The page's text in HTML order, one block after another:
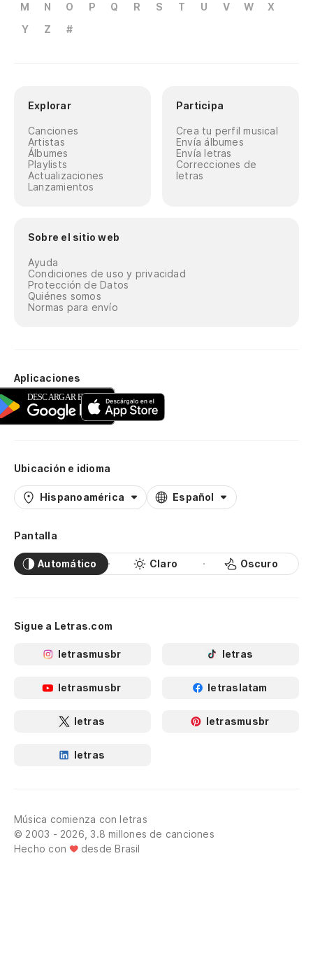
M
N O P Q R S T U V W
X
Y
Z #
Explorar
Canciones
Artistas
Álbumes
Playlists
Actualizaciones
Lanzamientos
Participa
Crea tu perfil musical
Envía álbumes
Envía letras
Correcciones de
letras
Sobre el sitio web
Ayuda
Condiciones de uso y privacidad
Protección de Datos
Quiénes somos
Normas para envío
Aplicaciones
Ubicación e idioma
Hispanoamérica Español
Pantalla
Automático Claro Oscuro
Sigue a Letras.com
letrasmusbr letras
letrasmusbr letraslatam
letras letrasmusbr
letras
Música comienza con letras
© 2003 - 2026, 3.8 millones de canciones
Hecho con
desde Brasil